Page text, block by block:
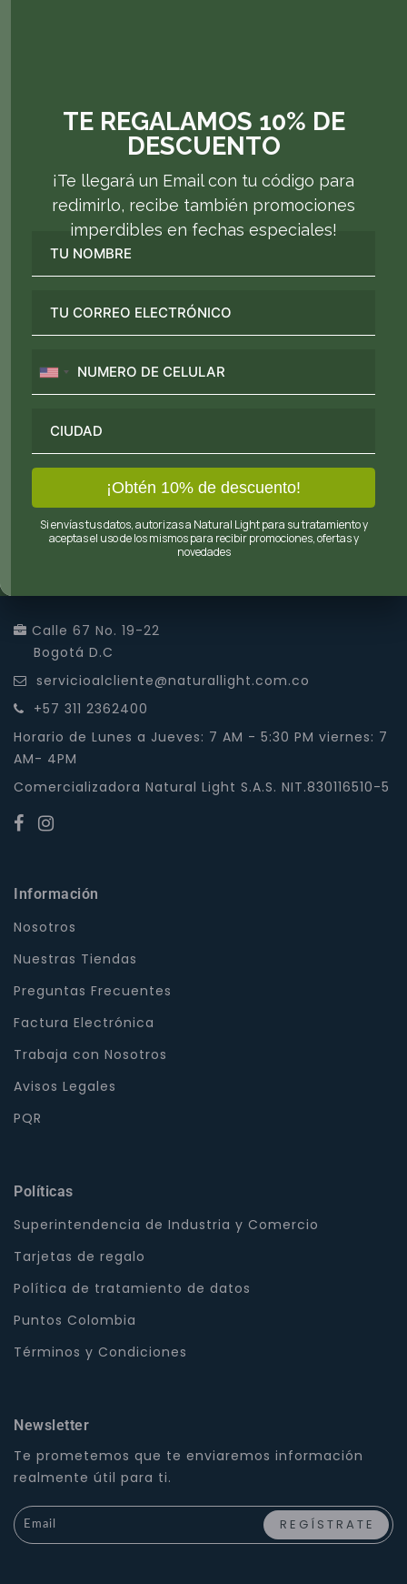
Calle 67 No. 19-22
Bogotá D.C
servicioalcliente@naturallight.com.co
+57 311 2362400
Horario de Lunes a Jueves: 7 AM - 5:30 PM viernes: 7
AM- 4PM
Comercializadora Natural Light S.A.S. NIT.830116510-5
Información
Nosotros
Nuestras Tiendas
Preguntas Frecuentes
Factura Electrónica
Trabaja con Nosotros
Avisos Legales
PQR
Políticas
Superintendencia de Industria y Comercio
Tarjetas de regalo
Política de tratamiento de datos
Puntos Colombia
Términos y Condiciones
Newsletter
Te prometemos que te enviaremos información
realmente útil para ti.